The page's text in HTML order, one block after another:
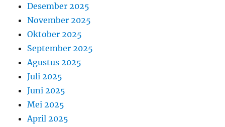
Desember 2025
November 2025
Oktober 2025
September 2025
Agustus 2025
Juli 2025
Juni 2025
Mei 2025
April 2025